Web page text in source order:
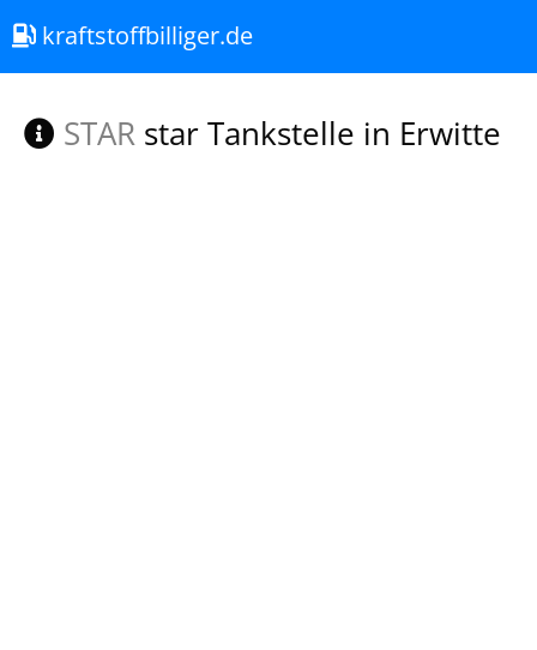
kraftstoffbilliger.de
STAR star Tankstelle in Erwitte